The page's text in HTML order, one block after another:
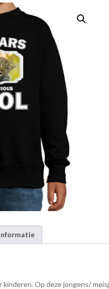
Op deze jongens/